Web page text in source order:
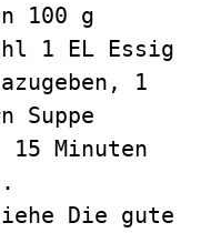
100 g
1 EL Essig
1
Suppe
Minuten
Die gute